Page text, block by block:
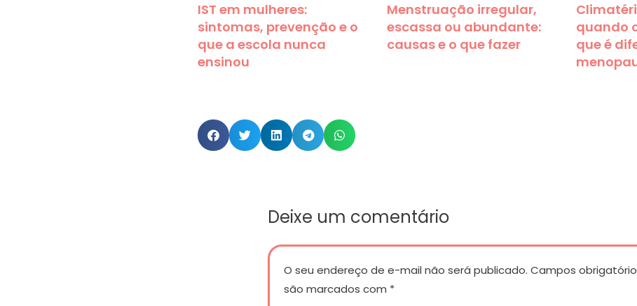
IST em mulheres:
sintomas, prevenção e o
que a escola nunca
ensinou
Menstruação irregular,
escassa ou abundante:
causas e o que fazer
quando
que é
Deixe um comentário
O seu endereço de e-mail não será publicado. Campos
são marcados com *